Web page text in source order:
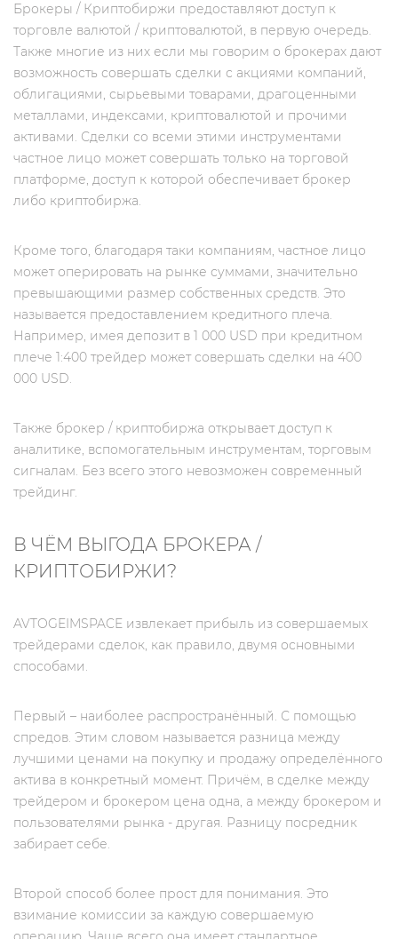
Брокеры / Криптобиржи предоставляют доступ к
торговле валютой / криптовалютой, в первую очередь.
Также многие из них если мы говорим о брокерах дают
возможность совершать сделки с акциями компаний,
облигациями, сырьевыми товарами, драгоценными
металлами, индексами, криптовалютой и прочими
активами. Сделки со всеми этими инструментами
частное лицо может совершать только на торговой
платформе, доступ к которой обеспечивает брокер
либо криптобиржа.
Кроме того, благодаря таки компаниям, частное лицо
может оперировать на рынке суммами, значительно
превышающими размер собственных средств. Это
называется предоставлением кредитного плеча.
Например, имея депозит в 1 000 USD при кредитном
плече 1:400 трейдер может совершать сделки на 400
000 USD.
Также брокер / криптобиржа открывает доступ к
аналитике, вспомогательным инструментам, торговым
сигналам. Без всего этого невозможен современный
трейдинг.
В ЧЁМ ВЫГОДА БРОКЕРА /
КРИПТОБИРЖИ?
AVTOGEIMSPACE извлекает прибыль из совершаемых
трейдерами сделок, как правило, двумя основными
способами.
Первый – наиболее распространённый. С помощью
спредов. Этим словом называется разница между
лучшими ценами на покупку и продажу определённого
актива в конкретный момент. Причём, в сделке между
трейдером и брокером цена одна, а между брокером и
пользователями рынка - другая. Разницу посредник
забирает себе.
Второй способ более прост для понимания. Это
взимание комиссии за каждую совершаемую